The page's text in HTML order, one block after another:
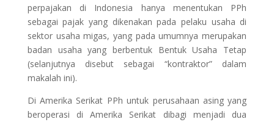
perpajakan di Indonesia hanya menentukan PPh
sebagai pajak yang dikenakan pada pelaku usaha di
sektor usaha migas, yang pada umumnya merupakan
badan usaha yang berbentuk Bentuk Usaha Tetap
(selanjutnya disebut sebagai “kontraktor” dalam
makalah ini).
Di Amerika Serikat PPh untuk perusahaan asing yang
beroperasi di Amerika Serikat dibagi menjadi dua